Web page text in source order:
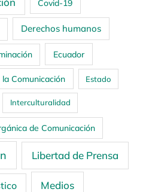
Covid-19
Derechos humanos
Ecuador
Comunicación Estado
Interculturalidad
de Comunicación
Libertad de Prensa
Medios